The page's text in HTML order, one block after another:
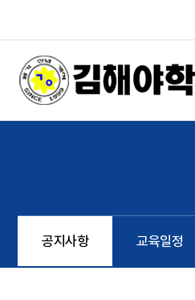
공지사항 교육일정